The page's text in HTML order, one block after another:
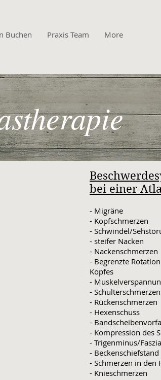
Buchen Praxis Team More
bei einer
- Migräne
- Kopfschmerzen
- Schwindel/
- steifer Nacken
- Nackenschmerzen
- Begrenzte
Kopfes
-
- Schulterschmerzen
- Rückenschmerzen
- Hexenschuss
-
- Kompression des
- Trigenminus/
- Beckenschiefstand
- Schmerzen in den
- Knieschmerzen